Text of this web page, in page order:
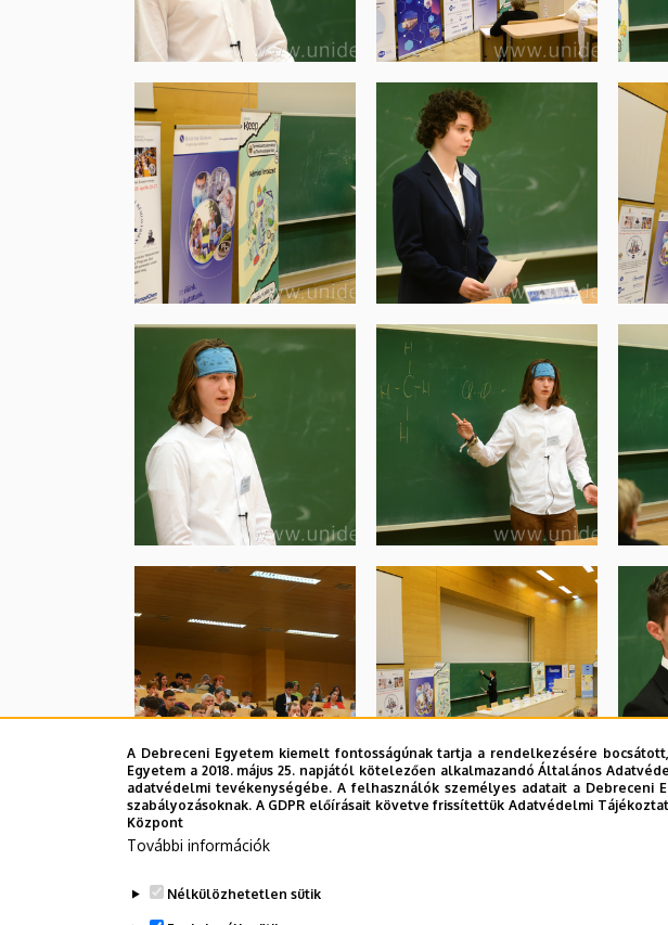
A Debreceni Egyetem kiemelt fontosságúnak tartja a rendelkezésére
Egyetem a 2018. május 25. napjától kötelezően alkalmazandó Általános
adatvédelmi tevékenységébe. A felhasználók személyes adatait a
szabályozásoknak. A GDPR előírásait követve frissítettük Adatvédelmi
Központ
További információk
Nélkülözhetetlen sütik